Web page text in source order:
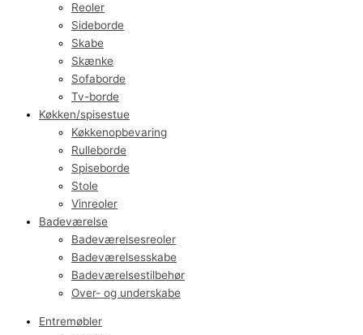
Reoler
Sideborde
Skabe
Skænke
Sofaborde
Tv-borde
Køkken/spisestue
Køkkenopbevaring
Rulleborde
Spiseborde
Stole
Vinreoler
Badeværelse
Badeværelsesreoler
Badeværelsesskabe
Badeværelsestilbehør
Over- og underskabe
Entremøbler